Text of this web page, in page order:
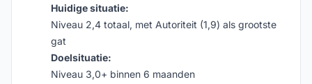
Huidige situatie:
Niveau 2,4 totaal, met Autoriteit (1,9) als grootste
gat
Doelsituatie:
Niveau 3,0+ binnen 6 maanden